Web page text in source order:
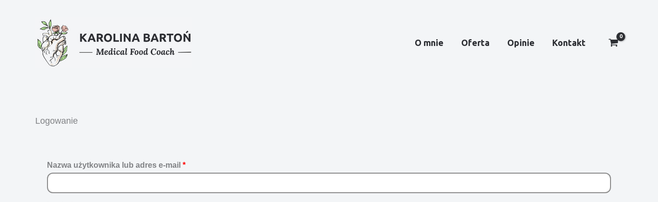
O mnie
Oferta Opinie Kontakt
Logowanie
Nazwa użytkownika lub adres e-mail *